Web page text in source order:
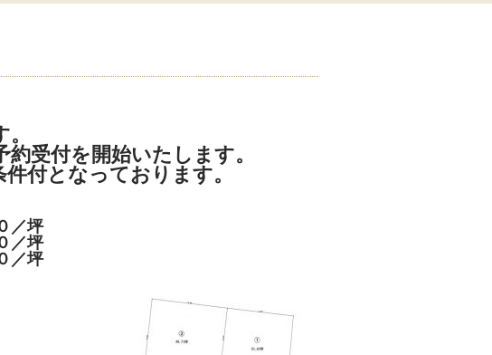
受付を開始いたします。
付となっております。
／坪
／坪
／坪